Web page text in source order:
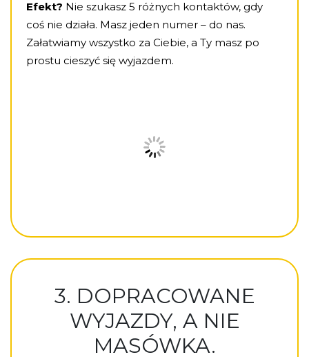
Efekt? Nie szukasz 5 różnych kontaktów, gdy
coś nie działa. Masz jeden numer – do nas.
Załatwiamy wszystko za Ciebie, a Ty masz po
prostu cieszyć się wyjazdem.
3. DOPRACOWANE
WYJAZDY, A NIE
MASÓWKA.